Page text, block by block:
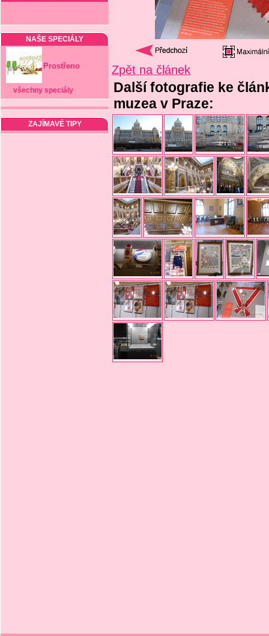
NAŠE SPECIÁLY
Prostřeno
všechny speciály
ZAJÍMAVÉ TIPY
Zpět na článek
Další fotografie ke
muzea v Praze: